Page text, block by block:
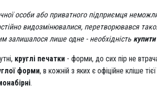
особи або приватного підприємця
видозмінювалися, перетворювався
залишалося лише одне - необхідність
круглі печатки - форми, до сих пір не
форми, в кожній з яких є офіційне кліше
.